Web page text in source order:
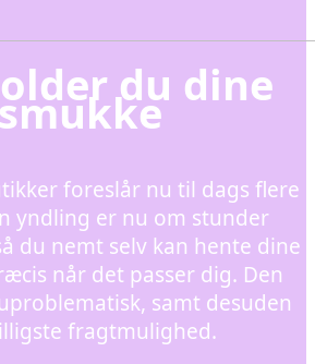
du dine
foreslår nu til dags flere
yndling er nu om stunder
du nemt selv kan hente dine
når det passer dig. Den
samt desuden
fragtmulighed.